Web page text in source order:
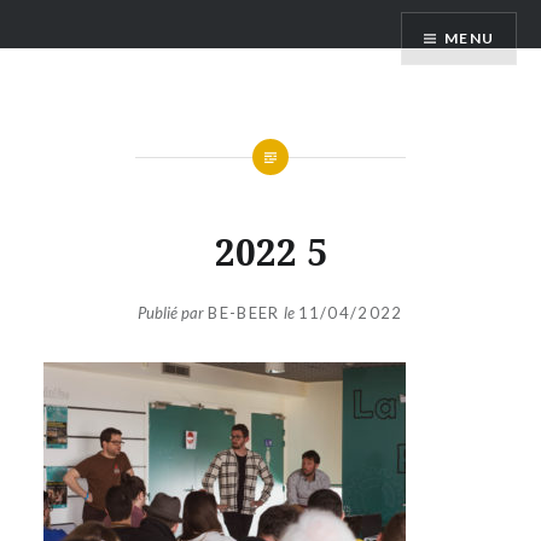
au Poitou Bière Festival – PoitiersMENU
2022 5
Publié parBE-BEER le 11/04/2022